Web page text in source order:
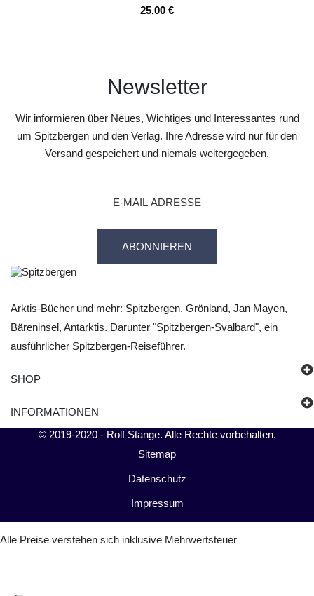
Preis
25,00 €
Newsletter
Wir informieren über Neues, Wichtiges und Interessantes rund
um Spitzbergen und den Verlag. Ihre Adresse wird nur für den
Versand gespeichert und niemals weitergegeben.
ABONNIEREN
Arktis-Bücher und mehr: Spitzbergen, Grönland, Jan Mayen,
Bäreninsel, Antarktis. Darunter "Spitzbergen-Svalbard", ein
ausführlicher Spitzbergen-Reiseführer.
SHOP
INFORMATIONEN
© 2019-2020 - Rolf Stange. Alle Rechte vorbehalten.
Sitemap
Datenschutz
Impressum
Alle Preise verstehen sich inklusive Mehrwertsteuer